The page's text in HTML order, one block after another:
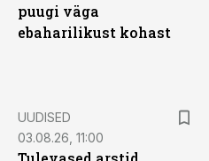
puugi väga
ebaharilikust kohast
UUDISED
03.08.26, 11:00